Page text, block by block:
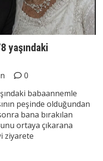
yaşındaki
0
babaannemle
peşinde olduğundan
bana bırakılan
ortaya çıkarana
ziyarete